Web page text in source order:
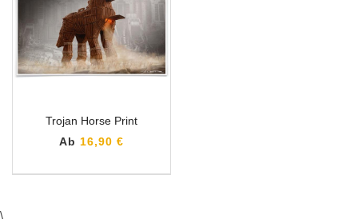
Trojan Horse Print
Ab 16,90 €
\